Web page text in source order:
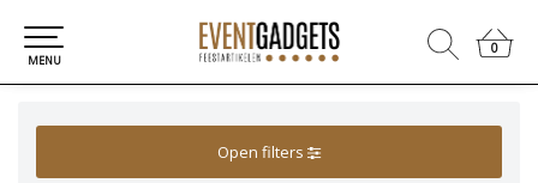
0
0
MENU
Open filters